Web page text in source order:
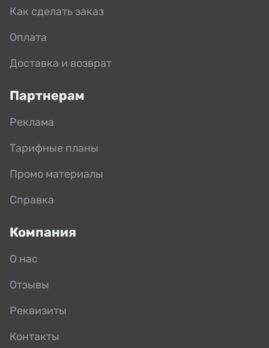
Как сделать заказ
Оплата
Доставка и возврат
Партнерам
Реклама
Тарифные планы
Промо материалы
Справка
Компания
О нас
Отзывы
Реквизиты
Контакты